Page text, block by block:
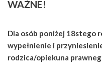
WAŻNE!
Dla osób poniżej 18stego
wypełnienie i
rodzica/opiekuna